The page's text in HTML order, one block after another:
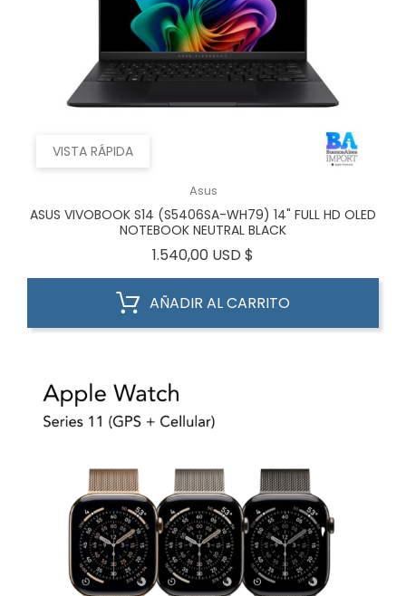
VISTA RÁPIDA
Asus
ASUS VIVOBOOK S14 (S5406SA-WH79) 14" FULL HD OLED
NOTEBOOK NEUTRAL BLACK
1.540,00 USD $
AÑADIR AL CARRITO